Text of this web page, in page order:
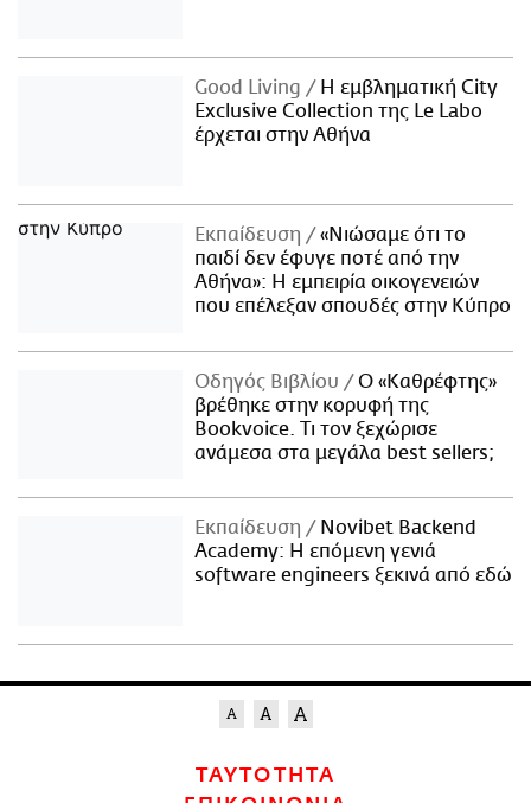
Good Living
Η εμβληματική City
Exclusive Collection της Le Labo
έρχεται στην Αθήνα
Εκπαίδευση
«Νιώσαμε ότι το
παιδί δεν έφυγε ποτέ από την
Αθήνα»: Η εμπειρία οικογενειών
που επέλεξαν σπουδές στην Κύπρο
Οδηγός Βιβλίου
Ο «Καθρέφτης»
βρέθηκε στην κορυφή της
Bookvoice. Τι τον ξεχώρισε
ανάμεσα στα μεγάλα best sellers;
Εκπαίδευση
Novibet Backend
Academy: Η επόμενη γενιά
software engineers ξεκινά από εδώ
ΤΑΥΤΟΤΗΤΑ